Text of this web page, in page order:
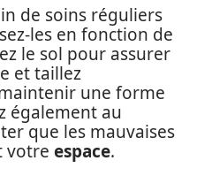
de soins réguliers
les en fonction de
le sol pour assurer
et taillez
une forme
également au
que les mauvaises
votre espace.